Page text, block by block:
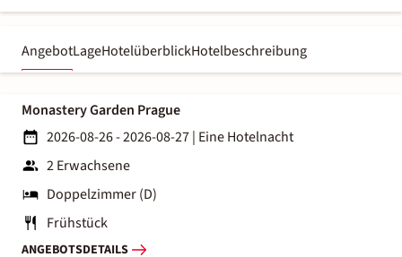
AngebotLageHotelüberblickHotelbeschreibung
Monastery Garden Prague
2026-08-26 - 2026-08-27| Eine Hotelnacht
2 Erwachsene
Doppelzimmer (D)
Frühstück
ANGEBOTSDETAILS